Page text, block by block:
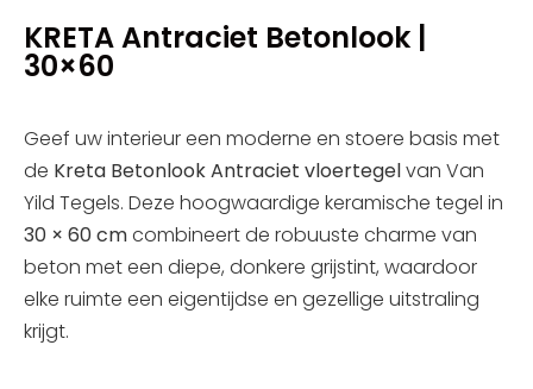
KRETA Antraciet Betonlook |
30×60
Geef uw interieur een moderne en stoere basis met
de Kreta Betonlook Antraciet vloertegelvan Van
Yild Tegels. Deze hoogwaardige keramische tegel in
30 × 60 cmcombineert de robuuste charme van
beton met een diepe, donkere grijstint, waardoor
elke ruimte een eigentijdse en gezellige uitstraling
krijgt.